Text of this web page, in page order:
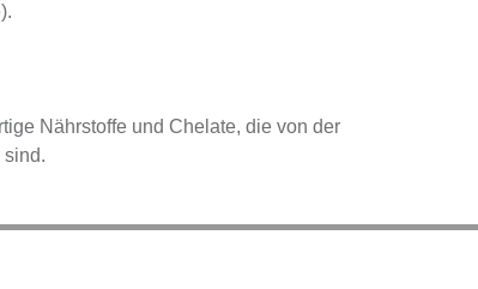
Nährstoffe und Chelate, die von der
sind.